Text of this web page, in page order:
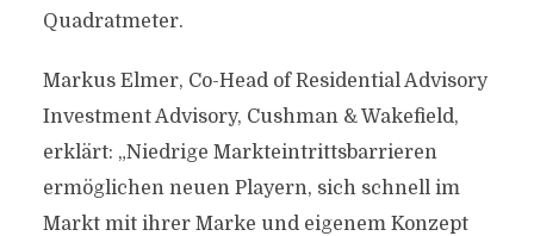
Quadratmeter.
Markus Elmer, Co-Head of Residential Advisory
Investment Advisory, Cushman & Wakefield,
erklärt: „Niedrige Markteintrittsbarrieren
ermöglichen neuen Playern, sich schnell im
Markt mit ihrer Marke und eigenem Konzept